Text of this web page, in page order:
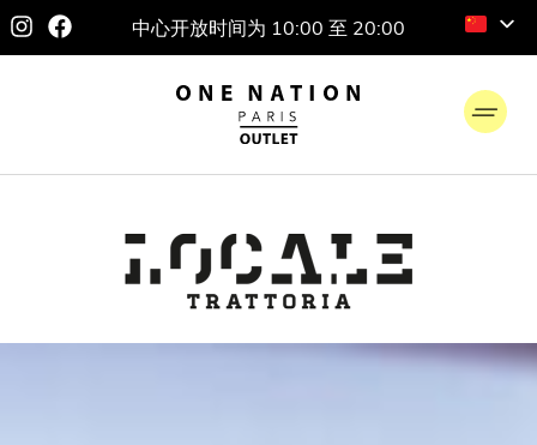
中心开放时间为 10:00 至 20:00